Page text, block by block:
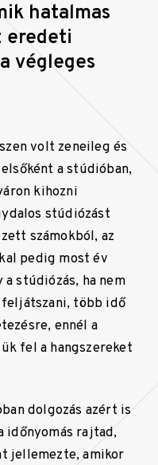
hatalmas
eredeti
végleges
volt zeneileg és
a stúdióban,
kihozni
stúdiózást
számokból, az
pedig most év
stúdiózás, ha nem
több idő
ennél a
fel a hangszereket
dolgozás azért is
időnyomás rajtad,
jellemezte, amikor